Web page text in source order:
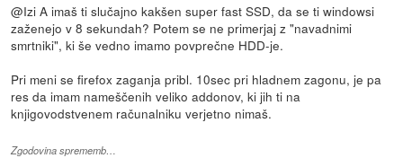
@Izi A imaš ti slučajno kakšen super fast SSD, da se ti windowsi
zaženejo v 8 sekundah? Potem se ne primerjaj z "navadnimi
smrtniki", ki še vedno imamo povprečne HDD-je.
Pri meni se firefox zaganja pribl. 10sec pri hladnem zagonu, je pa
res da imam nameščenih veliko addonov, ki jih ti na
knjigovodstvenem računalniku verjetno nimaš.
Zgodovina sprememb…